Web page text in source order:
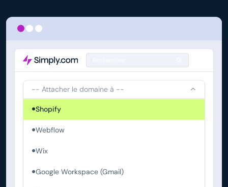
-- Attacher le domaine à --
Shopify
Webflow
Wix
Google Workspace (Gmail)